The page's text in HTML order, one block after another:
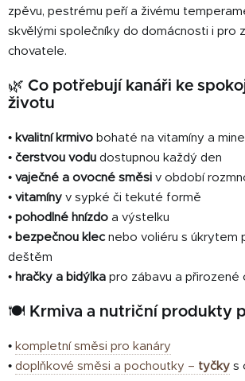
p
r
y
p
i
s
u
zpěvu, pestrému peří a živému
skvělými společníky do domácnosti i pro
chovatele.
🌿 Co potřebují kanáři ke
životu
• kvalitní krmivo bohaté na vitamíny a
• čerstvou vodu dostupnou každý den
• vaječné a ovocné směsi v období
• vitamíny v sypké či tekuté formě
• pohodlné hnízdo a výstelku
• bezpečnou klecnebo voliéru s úkrytem
deštěm
• hračky a bidýlka pro zábavu a přirozené
🍽️ Krmiva a nutriční produkty
• kompletní směsi pro kanáry
• doplňkové směsi a pochoutky – tyčky s